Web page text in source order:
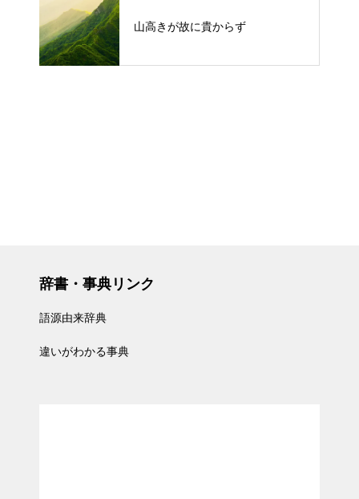
山高きが故に貴からず
辞書・事典リンク
語源由来辞典
違いがわかる事典